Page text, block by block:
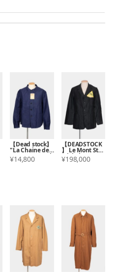
【Dead stock】
"La Chaine des
Vosges" French
work jacket
¥14,800
【DEADSTOCK
】 Le Mont St
Michel
Moleskin Jacket
¥198,000